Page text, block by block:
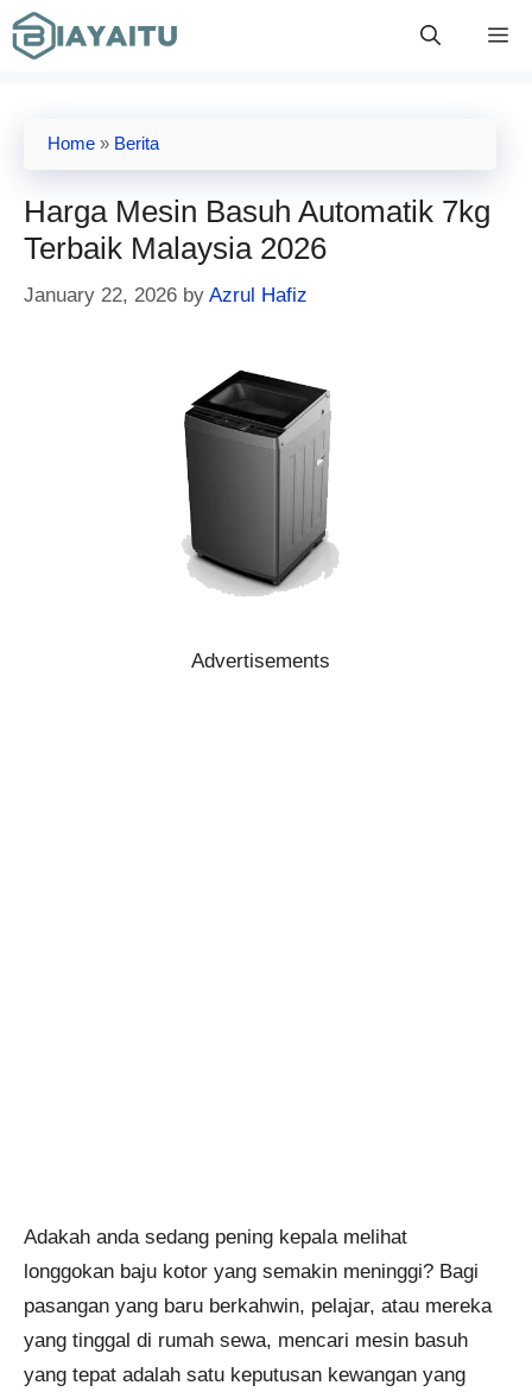
Skip
to
Home » Berita
Harga Mesin Basuh Automatik 7kg
Terbaik Malaysia 2026
January 22, 2026 by Azrul Hafiz
Advertisements
Adakah anda sedang pening kepala melihat
longgokan baju kotor yang semakin meninggi? Bagi
pasangan yang baru berkahwin, pelajar, atau mereka
yang tinggal di rumah sewa, mencari mesin basuh
yang tepat adalah satu keputusan kewangan yang